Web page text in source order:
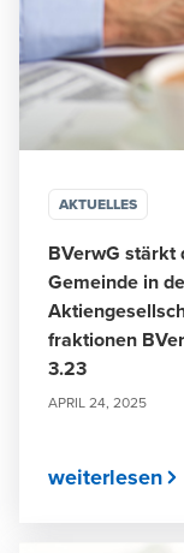
AKTUELLES
BVerwG stärkt
Gemeinde in
fraktionen
3.23
APRIL 24, 2025
weiterlesen